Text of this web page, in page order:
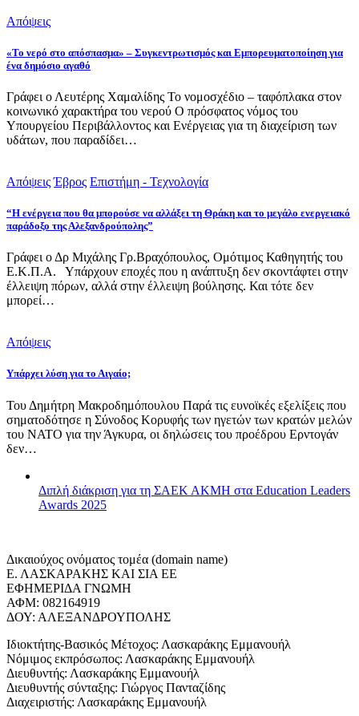
Απόψεις
«Το νερό στο απόσπασμα» – Συγκεντρωτισμός και Εμπορευματοποίηση για
ένα δημόσιο αγαθό
Γράφει ο Λευτέρης Χαμαλίδης Το νομοσχέδιο – ταφόπλακα στον
κοινωνικό χαρακτήρα του νερού Ο πρόσφατος νόμος του
Υπουργείου Περιβάλλοντος και Ενέργειας για τη διαχείριση των
υδάτων, που παραδίδει…
Απόψεις Έβρος Επιστήμη - Τεχνολογία
“Η ενέργεια που θα μπορούσε να αλλάξει τη Θράκη και το μεγάλο ενεργειακό
παράδοξο της Αλεξανδρούπολης”
Γράφει ο Δρ Μιχάλης Γρ.Βραχόπουλος, Ομότιμος Καθηγητής του
Ε.Κ.Π.Α. Υπάρχουν εποχές που η ανάπτυξη δεν σκοντάφτει στην
έλλειψη πόρων, αλλά στην έλλειψη βούλησης. Και τότε δεν
μπορεί…
Απόψεις
Υπάρχει λύση για το Αιγαίο;
Του Δημήτρη Μακροδημόπουλου Παρά τις ευνοϊκές εξελίξεις που
σηματοδότησε η Σύνοδος Κορυφής των ηγετών των κρατών μελών
του ΝΑΤΟ για την Άγκυρα, οι δηλώσεις του προέδρου Ερντογάν
δεν…
Διπλή διάκριση για τη ΣΑΕΚ ΑΚΜΗ στα Education Leaders
Awards 2025
Δικαιούχος ονόματος τομέα (domain name)
Ε. ΛΑΣΚΑΡΑΚΗΣ ΚΑΙ ΣΙΑ ΕΕ
ΕΦΗΜΕΡΙΔΑ ΓΝΩΜΗ
ΑΦΜ: 082164919
ΔΟΥ: ΑΛΕΞΑΝΔΡΟΥΠΟΛΗΣ
Ιδιοκτήτης-Βασικός Μέτοχος: Λασκαράκης Εμμανουήλ
Νόμιμος εκπρόσωπος: Λασκαράκης Εμμανουήλ
Διευθυντής: Λασκαράκης Εμμανουήλ
Διευθυντής σύνταξης: Γιώργος Πανταζίδης
Διαχειριστής: Λασκαράκης Εμμανουήλ